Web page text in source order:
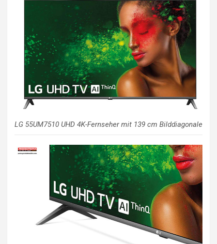
LG 55UM7510 UHD 4K-Fernseher mit 139 cm Bilddiagonale